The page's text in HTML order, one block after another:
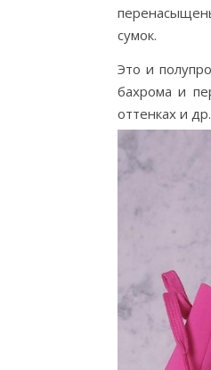
сумок.
Это и
бахрома и
оттенках и др.